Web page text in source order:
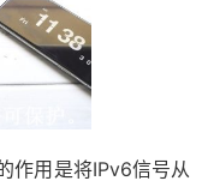
作用是将IPv6信号从